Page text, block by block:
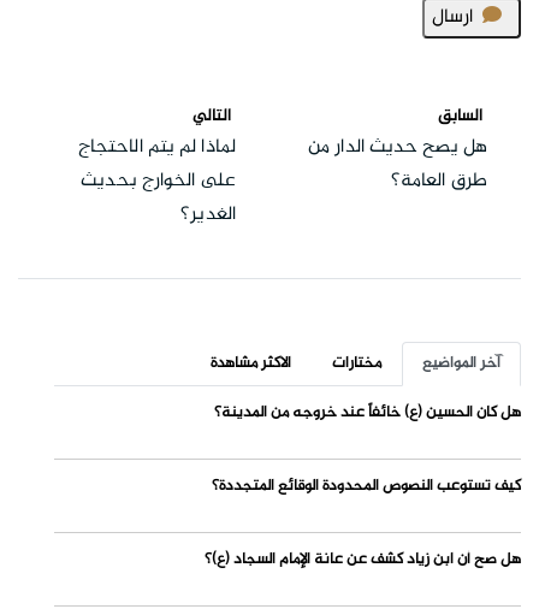
ارسال
السابق
هل يصح حديث الدار من
طرق العامة؟
التالي
لماذا لم يتم الاحتجاج
على الخوارج بحديث
الغدير؟
آخر المواضيع مختارات
الاكثر مشاهدة
هل كان الحسين (ع) خائفاً عند خروجه من المدينة؟
كيف تستوعب النصوص المحدودة الوقائع المتجددة؟
هل صح أن ابن زياد كشف عن عانة الإمام السجاد (ع)؟